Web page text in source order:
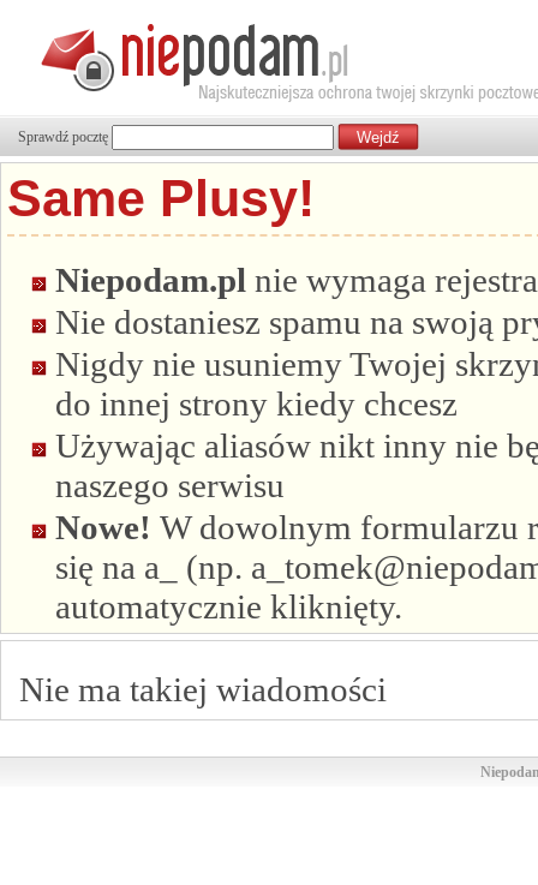
Sprawdź pocztę
Same Plusy!
Niepodam.pl nie wymaga
Nie dostaniesz spamu na swoją
Nigdy nie usuniemy Twojej
do innej strony kiedy chcesz
Używając aliasów nikt inny nie
naszego serwisu
Nowe! W dowolnym formularzu
się na a_ (np.
automatycznie kliknięty.
Nie ma takiej wiadomości